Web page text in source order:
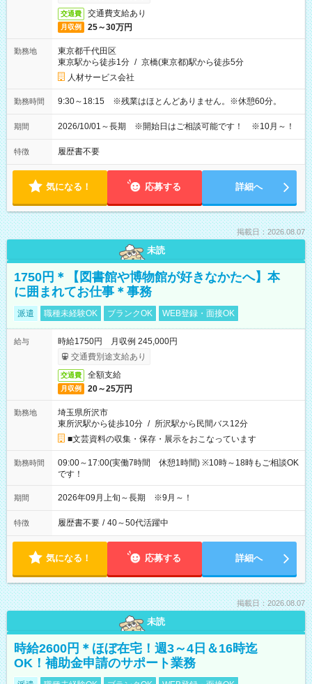
交通費 交通費支給あり
月収例 25～30万円
勤務地
東京都千代田区
東京駅から徒歩1分 / 京橋(東京都)駅から徒歩5分
人材サービス会社
勤務時間 9:30～18:15 ※残業はほとんどありません。※休憩60分。
期間 2026/10/01～長期 ※開始日はご相談可能です！ ※10月～！
特徴 履歴書不要
気になる！ 応募する 詳細へ
掲載日：2026.08.07
未読
1750円＊【図書館や博物館が好きなかたへ】本
に囲まれてお仕事＊事務
派遣 職種未経験OK ブランクOK WEB登録・面接OK
給与
時給1750円 月収例 245,000円
交通費別途支給あり
交通費 全額支給
月収例 20～25万円
勤務地
埼玉県所沢市
東所沢駅から徒歩10分 / 所沢駅から民間バス12分
■文芸資料の収集・保存・展示をおこなっています
勤務時間
09:00～17:00(実働7時間 休憩1時間) ※10時～18時もご相談OK
です！
期間 2026年09月上旬～長期 ※9月～！
特徴 履歴書不要 / 40～50代活躍中
気になる！ 応募する 詳細へ
掲載日：2026.08.07
未読
時給2600円＊ほぼ在宅！週3～4日＆16時迄
OK！補助金申請のサポート業務